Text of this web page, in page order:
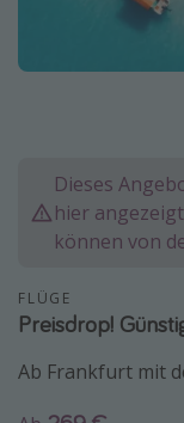
Normandie Urlaub
Kefalonia Urlaub
Krabi Urlaub
Tulum Urlaub
Sri Lanka Rundreise
Japan Rundreise
Dieses
hier
können von
FLÜGE
Preisdrop!
Ab Frankfurt mit